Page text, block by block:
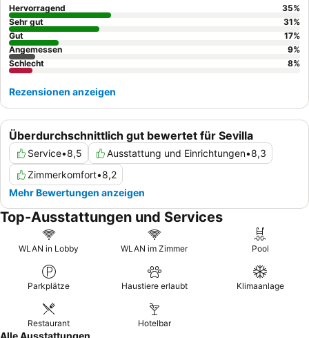
Überdurchschnittlich gut bewertet für Sevilla
Service•8,5 Ausstattung und Einrichtungen•8,3
Zimmerkomfort•8,2
Mehr Bewertungen anzeigen
Hervorragend 35%
Sehr gut
31%
Gut
17%
Angemessen
9%
Schlecht
8%
Rezensionen anzeigen
Top-Ausstattungen und Services
WLAN in Lobby WLAN im Zimmer Pool
Parkplätze Haustiere erlaubt Klimaanlage
Restaurant Hotelbar